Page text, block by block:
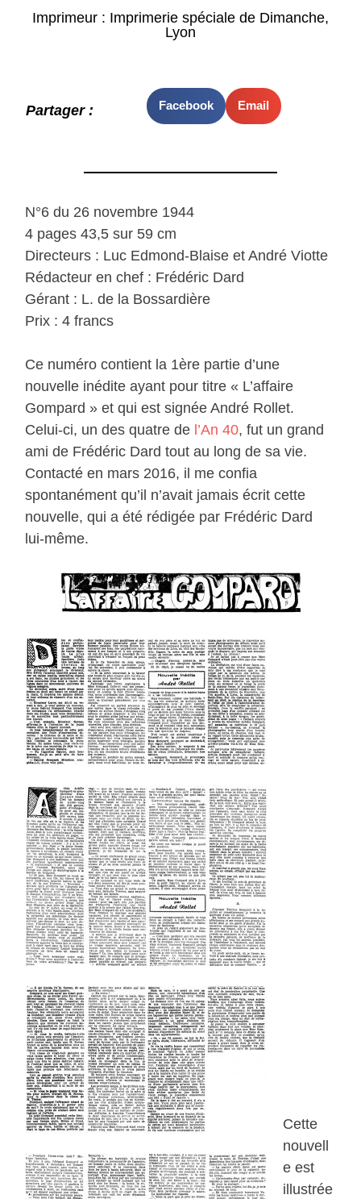
Imprimeur : Imprimerie spéciale de Dimanche,
Lyon
Partager : Facebook Email
N°6 du 26 novembre 1944
4 pages 43,5 sur 59 cm
Directeurs : Luc Edmond-Blaise et André Viotte
Rédacteur en chef : Frédéric Dard
Gérant : L. de la Bossardière
Prix : 4 francs
Ce numéro contient la 1ère partie d’une
nouvelle inédite ayant pour titre « L’affaire
Gompard » et qui est signée André Rollet.
Celui-ci, un des quatre de l’An 40, fut un grand
ami de Frédéric Dard tout au long de sa vie.
Contacté en mars 2016, il me confia
spontanément qu’il n’avait jamais écrit cette
nouvelle, qui a été rédigée par Frédéric Dard
lui-même.
Cette
nouvell
e est
illustrée